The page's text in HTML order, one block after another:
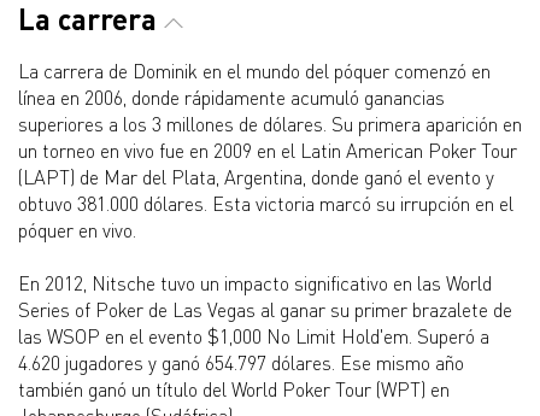
La carrera
La carrera de Dominik en el mundo del póquer comenzó en
línea en 2006, donde rápidamente acumuló ganancias
superiores a los 3 millones de dólares. Su primera aparición en
un torneo en vivo fue en 2009 en el Latin American Poker Tour
(LAPT) de Mar del Plata, Argentina, donde ganó el evento y
obtuvo 381.000 dólares. Esta victoria marcó su irrupción en el
póquer en vivo.
En 2012, Nitsche tuvo un impacto significativo en las World
Series of Poker de Las Vegas al ganar su primer brazalete de
las WSOP en el evento $1,000 No Limit Hold'em. Superó a
4.620 jugadores y ganó 654.797 dólares. Ese mismo año
también ganó un título del World Poker Tour (WPT) en